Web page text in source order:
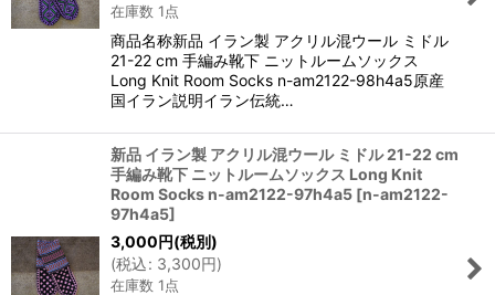
在庫数 1点
商品名称新品 イラン製 アクリル混ウール ミドル
21-22 cm 手編み靴下 ニットルームソックス
Long Knit Room Socks n-am2122-98h4a5原産
国イラン説明イラン伝統…
新品 イラン製 アクリル混ウール ミドル 21-22 cm
手編み靴下 ニットルームソックス Long Knit
Room Socks n-am2122-97h4a5 [n-am2122-
97h4a5]
3,000円(税別)
(税込: 3,300円)
在庫数 1点